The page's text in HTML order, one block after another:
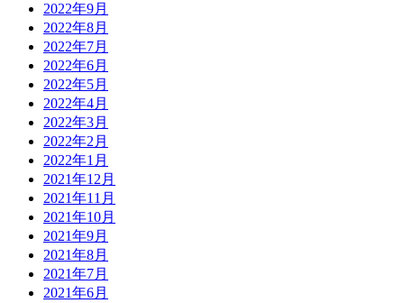
2022年9月
2022年8月
2022年7月
2022年6月
2022年5月
2022年4月
2022年3月
2022年2月
2022年1月
2021年12月
2021年11月
2021年10月
2021年9月
2021年8月
2021年7月
2021年6月